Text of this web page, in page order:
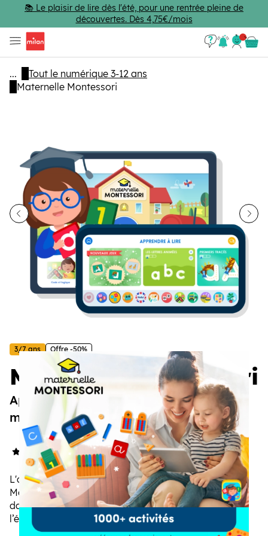
Passer au contenu principal
📚 Le plaisir de lire dès l'été, pour une rentrée pleine de
découvertes. Dès 4,75€/mois
Se
...
Tout le numérique 3-12 ans
Maternelle Montessori
Maternelle Montessori
Apprendre à lire, écrire, compter et
même coder, en s'amusant !
3/7 ans Offre -50%
5/5(2 avis)
L'application éducative inspirée de la pédagogie
Montessori, qui accompagne les enfants de 3 à 7 ans
dans l’apprentissage des maths, de la lecture, de
l’écriture, des langues, de la logique et des activités
créatives. Pour progresser à son rythme, en